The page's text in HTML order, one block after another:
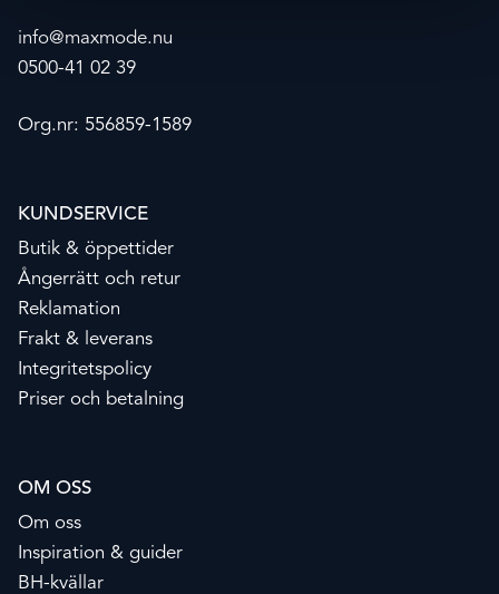
info@maxmode.nu
0500-41 02 39
Org.nr: 556859-1589
KUNDSERVICE
Butik & öppettider
Ångerrätt och retur
Reklamation
Frakt & leverans
Integritetspolicy
Priser och betalning
OM OSS
Om oss
Inspiration & guider
BH-kvällar